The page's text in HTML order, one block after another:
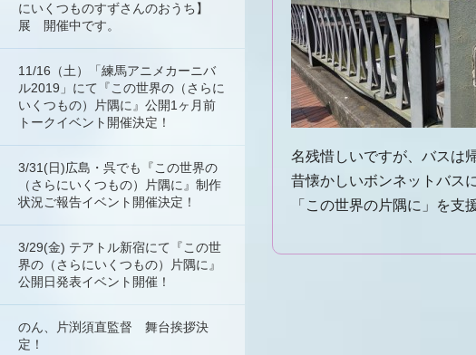
名残惜しいですが、バスは
昔懐かしいボンネットバス
「この世界の片隅に」を支
にいくつものすずさんのおうち】
展 開催中です。
11/16（土）「練馬アニメカーニバ
ル2019」にて『この世界の（さらに
いくつもの）片隅に』公開1ヶ月前
トークイベント開催決定！
3/31(日)広島・呉でも『この世界の
（さらにいくつもの）片隅に』制作
状況ご報告イベント開催決定！
3/29(金) テアトル新宿にて『この世
界の（さらにいくつもの）片隅に』
公開日発表イベント開催！
のん、片渕須直監督 舞台挨拶決
定！